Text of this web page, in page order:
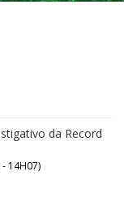
da Record
14H07)